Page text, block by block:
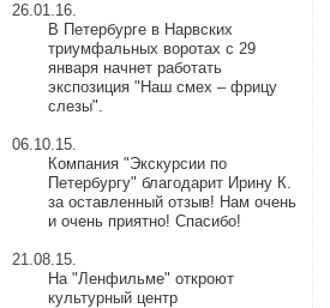
26.01.16.
В Петербурге в Нарвских
триумфальных воротах с 29
января начнет работать
экспозиция "Наш смех – фрицу
слезы".
06.10.15.
Компания "Экскурсии по
Петербургу" благодарит Ирину К.
за оставленный отзыв! Нам очень
и очень приятно! Спасибо!
21.08.15.
На "Ленфильме" откроют
культурный центр